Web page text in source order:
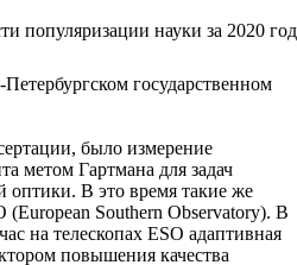
популяризации науки за 2020 год
государственном
было измерение
метом Гартмана для задач
оптики. В это время такие же
(European Southern Observatory). В
на телескопах ESO адаптивная
повышения качества